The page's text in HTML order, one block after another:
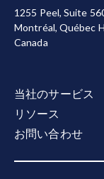
のクッキーを許
社が使用するク
1255 Peel, Suite
Montréal, Québec
Canada
当社のサービス
当社のサービス 概
適格性と安全性の
画像処理・解析
リソース
お問い合わせ